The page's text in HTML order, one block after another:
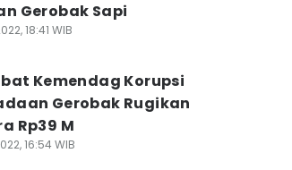
Gerobak Sapi
18:41 WIB
Kemendag Korupsi
Gerobak Rugikan
Rp39 M
16:54 WIB